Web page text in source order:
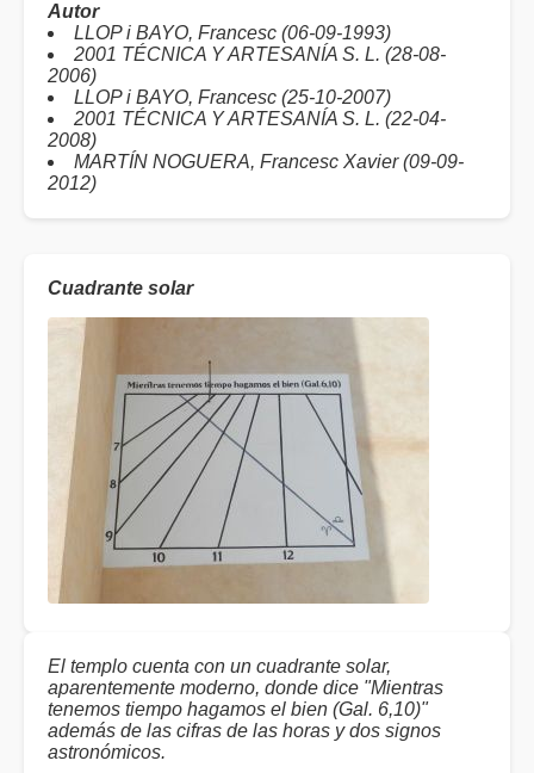
Autor
LLOP i BAYO, Francesc (06-09-1993)
2001 TÉCNICA Y ARTESANÍA S. L. (28-08-
2006)
LLOP i BAYO, Francesc (25-10-2007)
2001 TÉCNICA Y ARTESANÍA S. L. (22-04-
2008)
MARTÍN NOGUERA, Francesc Xavier (09-09-
2012)
Cuadrante solar
El templo cuenta con un cuadrante solar,
aparentemente moderno, donde dice "Mientras
tenemos tiempo hagamos el bien (Gal. 6,10)"
además de las cifras de las horas y dos signos
astronómicos.